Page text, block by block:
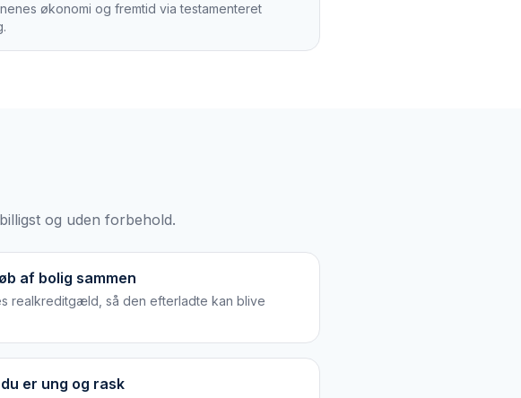
økonomi og fremtid via testamenteret
og uden forbehold.
af bolig sammen
realkreditgæld, så den efterladte kan blive
er ung og rask